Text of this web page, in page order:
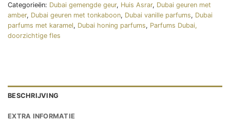
Categorieën: Dubai gemengde geur, Huis Asrar, Dubai geuren met
amber, Dubai geuren met tonkaboon, Dubai vanille parfums, Dubai
parfums met karamel, Dubai honing parfums, Parfums Dubai,
doorzichtige fles
BESCHRIJVING
EXTRA INFORMATIE